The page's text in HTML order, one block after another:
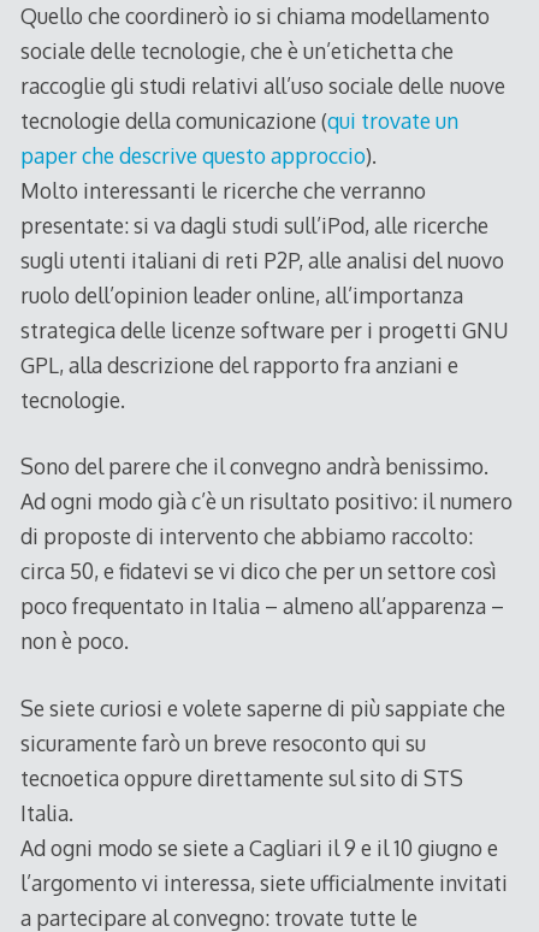
Quello che coordinerò io si chiama modellamento
sociale delle tecnologie, che è un’etichetta che
raccoglie gli studi relativi all’uso sociale delle nuove
tecnologie della comunicazione (qui trovate un
paper che descrive questo approccio).
Molto interessanti le ricerche che verranno
presentate: si va dagli studi sull’iPod, alle ricerche
sugli utenti italiani di reti P2P, alle analisi del nuovo
ruolo dell’opinion leader online, all’importanza
strategica delle licenze software per i progetti GNU
GPL, alla descrizione del rapporto fra anziani e
tecnologie.
Sono del parere che il convegno andrà benissimo.
Ad ogni modo già c’è un risultato positivo: il numero
di proposte di intervento che abbiamo raccolto:
circa 50, e fidatevi se vi dico che per un settore così
poco frequentato in Italia – almeno all’apparenza –
non è poco.
Se siete curiosi e volete saperne di più sappiate che
sicuramente farò un breve resoconto qui su
tecnoetica oppure direttamente sul sito di STS
Italia.
Ad ogni modo se siete a Cagliari il 9 e il 10 giugno e
l’argomento vi interessa, siete ufficialmente invitati
a partecipare al convegno: trovate tutte le